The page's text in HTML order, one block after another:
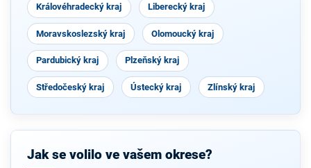
Královéhradecký kraj Liberecký kraj
Moravskoslezský kraj Olomoucký kraj
Pardubický kraj Plzeňský kraj
Středočeský kraj Ústecký kraj Zlínský kraj
Jak se volilo ve vašem okrese?